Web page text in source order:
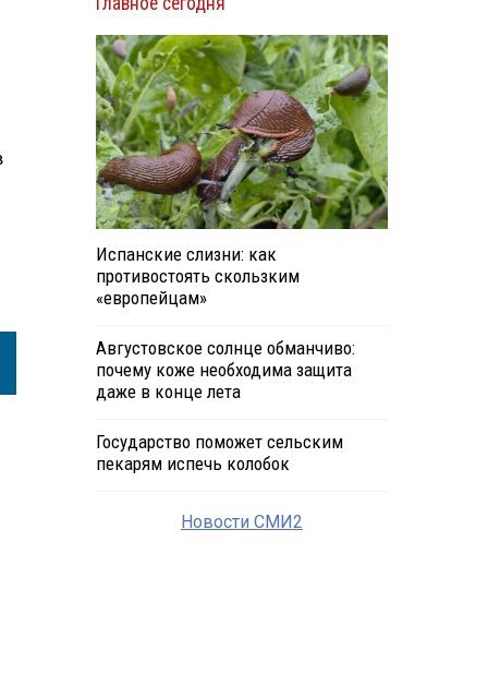
Испанские слизни: как
противостоять скользким
«европейцам»
Августовское солнце обманчиво:
почему коже необходима защита
даже в конце лета
Государство поможет сельским
пекарям испечь колобок
Новости СМИ2